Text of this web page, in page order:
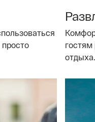
гостям
отдыха.